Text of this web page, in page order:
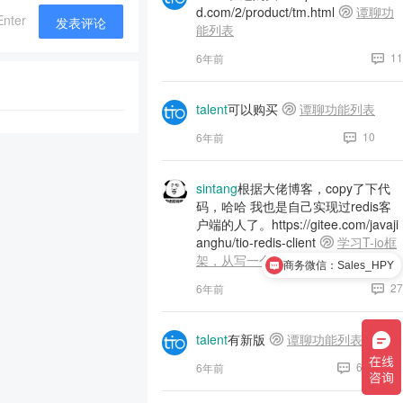
发表评论
d.com/2/product/tm.html
谭聊功
能列表
6年前 11
talent可以购买 谭聊功能列表
6年前 10
sintang根据大佬博客，copy了下代
码，哈哈 我也是自己实现过redis客
户端的人了。https://gitee.com/javaji
anghu/tio-redis-client
学习T-io框
架，从写一个Redis客户端开始
6年前 27
talent有新版 谭聊功能列表
6年前 6
商务微信：Sales_HPY